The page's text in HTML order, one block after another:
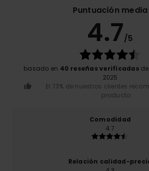
Puntuación media
4.7/5
basado en 40 reseñas verificadas
2025
El 73% de nuestros clientes
producto
Comodidad
4.7
Relación calidad-